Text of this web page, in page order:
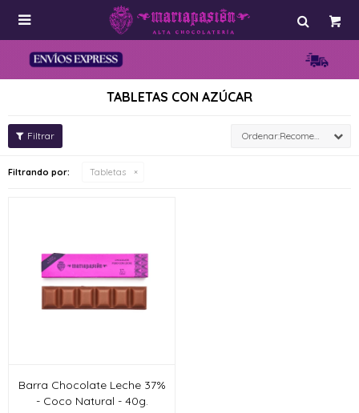

TABLETAS CON AZÚCAR
Recomendados
Filtrando por: Tabletas
Barra Chocolate Leche 37%
- Coco Natural - 40g.